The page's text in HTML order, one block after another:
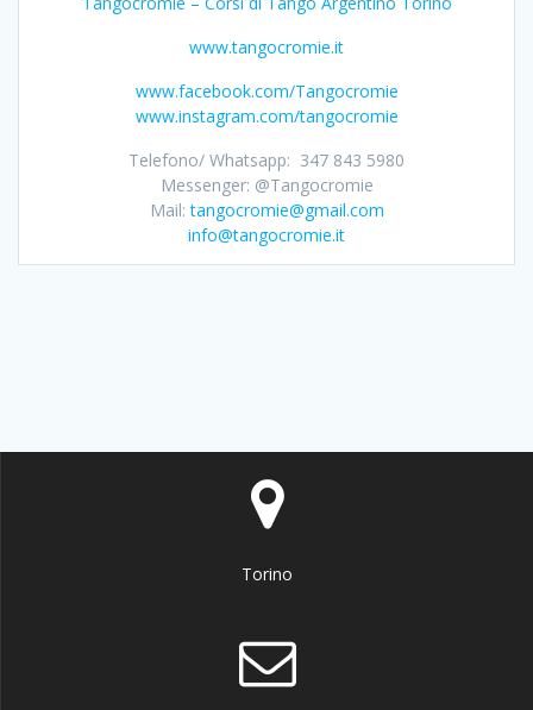
www.tangocromie.it
www.facebook.com/Tangocromie
www.instagram.com/tangocromie
Telefono/ Whatsapp: 347 843 5980
Messenger: @Tangocromie
Mail:tangocromie@gmail.com
info@tangocromie.it
Torino